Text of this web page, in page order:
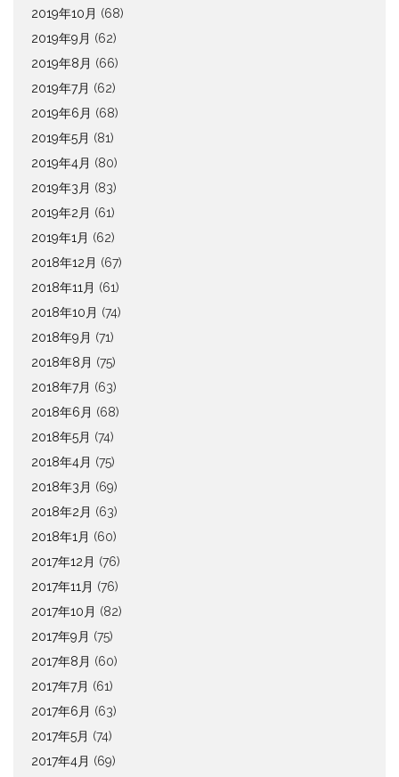
2019年10月 (68)
2019年9月 (62)
2019年8月 (66)
2019年7月 (62)
2019年6月 (68)
2019年5月 (81)
2019年4月 (80)
2019年3月 (83)
2019年2月 (61)
2019年1月 (62)
2018年12月 (67)
2018年11月 (61)
2018年10月 (74)
2018年9月 (71)
2018年8月 (75)
2018年7月 (63)
2018年6月 (68)
2018年5月 (74)
2018年4月 (75)
2018年3月 (69)
2018年2月 (63)
2018年1月 (60)
2017年12月 (76)
2017年11月 (76)
2017年10月 (82)
2017年9月 (75)
2017年8月 (60)
2017年7月 (61)
2017年6月 (63)
2017年5月 (74)
2017年4月 (69)